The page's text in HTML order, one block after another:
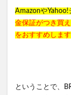
AmazonやYahoo!
金保証がつき買
をおすすめします
ということで、